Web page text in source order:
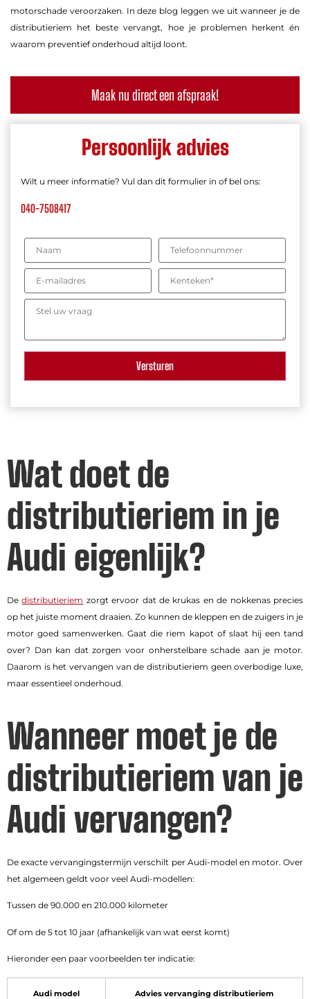
motorschade veroorzaken. In deze blog leggen we uit wanneer je de
distributieriem het beste vervangt, hoe je problemen herkent én
waarom preventief onderhoud altijd loont.
Maak nu direct een afspraak!
Persoonlijk advies
Wilt u meer informatie? Vul dan dit formulier in of bel ons:
040-7508417
Wat doet de
distributieriem in je
Audi eigenlijk?
Dedistributieriem zorgt ervoor dat de krukas en de nokkenas precies
op het juiste moment draaien. Zo kunnen de kleppen en de zuigers in je
motor goed samenwerken. Gaat die riem kapot of slaat hij een tand
over? Dan kan dat zorgen voor onherstelbare schade aan je motor.
Daarom is het vervangen van de distributieriem geen overbodige luxe,
maar essentieel onderhoud.
Wanneer moet je de
distributieriem van je
Audi vervangen?
De exacte vervangingstermijn verschilt per Audi-model en motor. Over
het algemeen geldt voor veel Audi-modellen:
Tussen de 90.000 en 210.000 kilometer
Of om de 5 tot 10 jaar (afhankelijk van wat eerst komt)
Hieronder een paar voorbeelden ter indicatie:
Audi model Advies vervanging distributieriem